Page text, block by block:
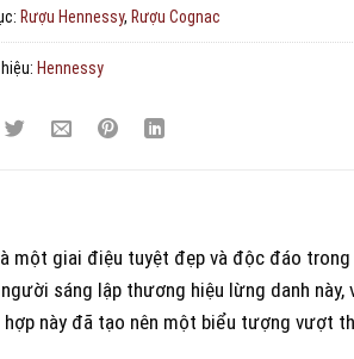
Rượu Hennessy, Rượu Cognac
Hennessy
một giai điệu tuyệt đẹp và độc đáo
sáng lập thương hiệu lừng danh này,
này đã tạo nên một biểu tượng vượt